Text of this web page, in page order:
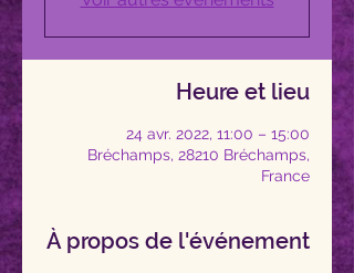
Heure et lieu
24 avr. 2022, 11:00 – 15:00
Bréchamps, 28210 Bréchamps,
France
À propos de l'événement